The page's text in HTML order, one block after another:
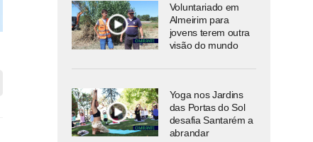
Voluntariado em
Almeirim para
jovens terem outra
visão do mundo
Yoga nos Jardins
das Portas do Sol
desafia Santarém a
abrandar